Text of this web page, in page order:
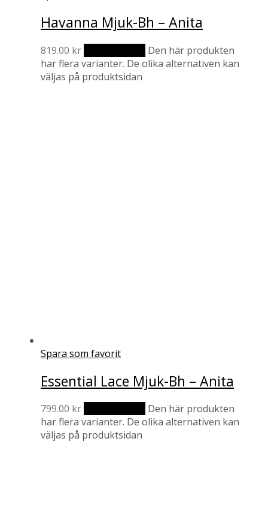
Havanna Mjuk-Bh – Anita
819.00 kr
Den här produkten
har flera varianter. De olika alternativen kan
väljas på produktsidan
Spara som favorit
Essential Lace Mjuk-Bh – Anita
799.00 kr
Den här produkten
har flera varianter. De olika alternativen kan
väljas på produktsidan